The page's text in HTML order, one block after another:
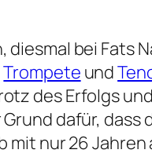
bei Fats
Trompete und
des Erfolgs
dafür,
nur 26